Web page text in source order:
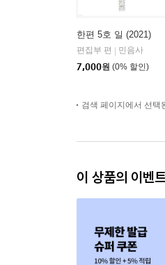
한편 5호 일 (2021)
편집부 편
민음사
7,000원 (0% 할인)
검색 페이지에서 선택
이 상품의 이벤